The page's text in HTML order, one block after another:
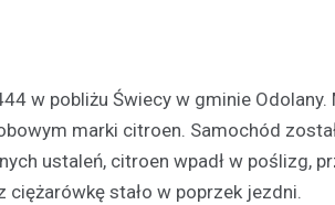
w pobliżu Świecy w gminie Odolany.
marki citroen. Samochód
ustaleń, citroen wpadł w poślizg,
ciężarówkę stało w poprzek jezdni.